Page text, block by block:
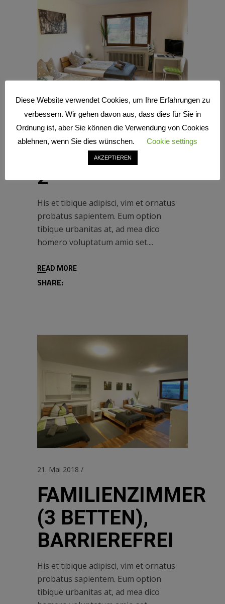
21. Mai 2018
DOPPELZIMMER
2
His et tibique adipisci, vim et ornatus
probatus sapientem. Eum option
tibique urbanitas at, ad mea dico
homero voluptatum amio set.
READ MORE
SHARE:
21. Mai 2018
FAMILIENZIMMER
(3 BETTEN),
BARRIEREFREI
His et tibique adipisci, vim et ornatus
probatus sapientem. Eum option
tibique urbanitas at, ad mea dico
Diese Website verwendet Cookies, um Ihre Erfahrungen zu
verbessern. Wir gehen davon aus, dass dies für Sie in
Ordnung ist, aber Sie können die Verwendung von Cookies
ablehnen, wenn Sie dies wünschen.
Cookie settings
AKZEPTIEREN